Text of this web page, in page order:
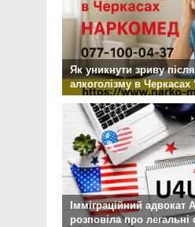
Як уникнути зриву
алкоголізму в
Імміграційний
розповіла про легальні